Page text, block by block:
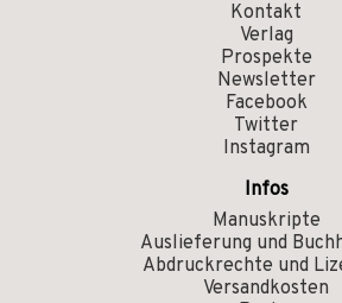
Kontakt
Verlag
Prospekte
Newsletter
Facebook
Twitter
Instagram
Infos
Manuskripte
Auslieferung und
Abdruckrechte und
Versandkosten